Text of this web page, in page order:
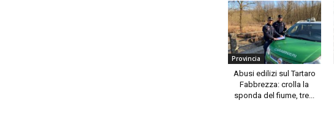
Provincia
Abusi edilizi sul Tartaro
Fabbrezza: crolla la
sponda del fiume, tre...